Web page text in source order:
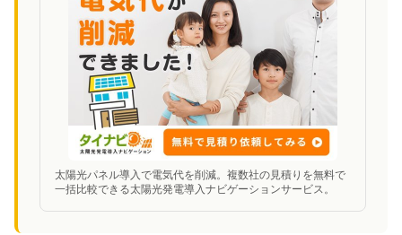
太陽光パネル導入で電気代を削減。複数社の見積りを無料で
一括比較できる太陽光発電導入ナビゲーションサービス。